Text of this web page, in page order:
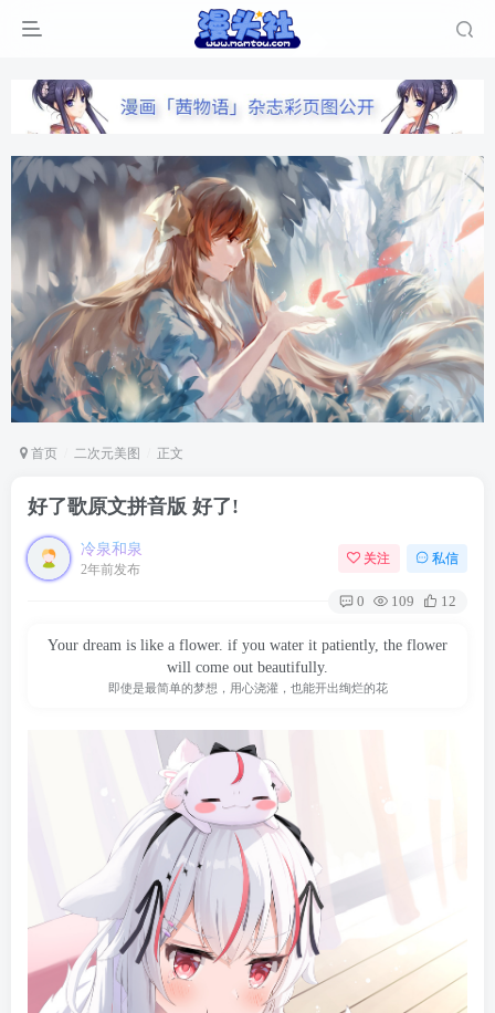
首页 二次元美图 正文
好了歌原文拼音版 好了!
冷泉和泉
2年前发布
关注 私信
0 109 12
Your dream is like a flower. if you water it patiently, the flower
will come out beautifully.
即使是最简单的梦想，用心浇灌，也能开出绚烂的花